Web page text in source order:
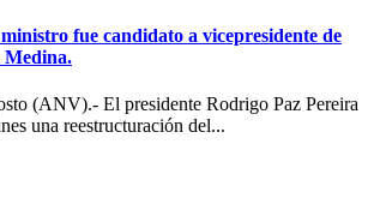
fue candidato a vicepresidente de
Medina.
(ANV).- El presidente Rodrigo Paz Pereira
una reestructuración del...